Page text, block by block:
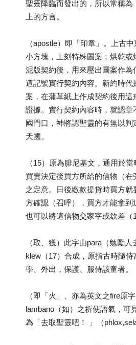
聖靈降臨而發出的，所以常稱為
上的方言。
（apostle）即「印章」。上古
小方塊，上刻特殊圖案；烘乾或
泥版契約後，用來壓出圖案作為
這記號實行契約內容。新約時代
案，在蒲草紙上作成契約後用這
證據。實行契約內容時，就認章
國門口，神將認聖靈的有無以判
天國。
（15）原為腓尼基文，通用於
買賣決定後買方所給的信物（在
之定意。日後繳款提貨時買方就
方確認（召呼），買方才能拿到
也可以將這信物交家宰或欽差（
（取、獲）此字由para（勉勵
klew（17）合成，原指古時隨侍
學、外出，保護、服侍該童者。
（即「火」、亦為英文之fire原
lambano（如）之祈使語氣，可
為「去取聖靈吧！ 」（